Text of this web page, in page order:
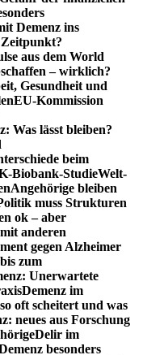
Demenz ins
aus dem World
– wirklich?
Gesundheit und
EU-Kommission
Was lässt bleiben?
beim
Biobank-StudieWelt-
Angehörige bleiben
muss Strukturen
ok – aber
anderen
gegen Alzheimer
zum
Unerwartete
Demenz im
oft scheitert und was
neues aus Forschung
Delir im
besonders